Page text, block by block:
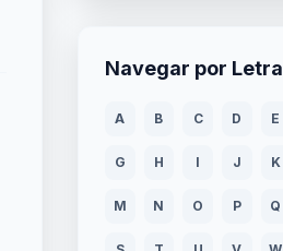
Navegar por Letra
A B C D E
G H I J K
M N O P Q